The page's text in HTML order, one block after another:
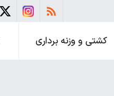
کشتی و وزنه برداری